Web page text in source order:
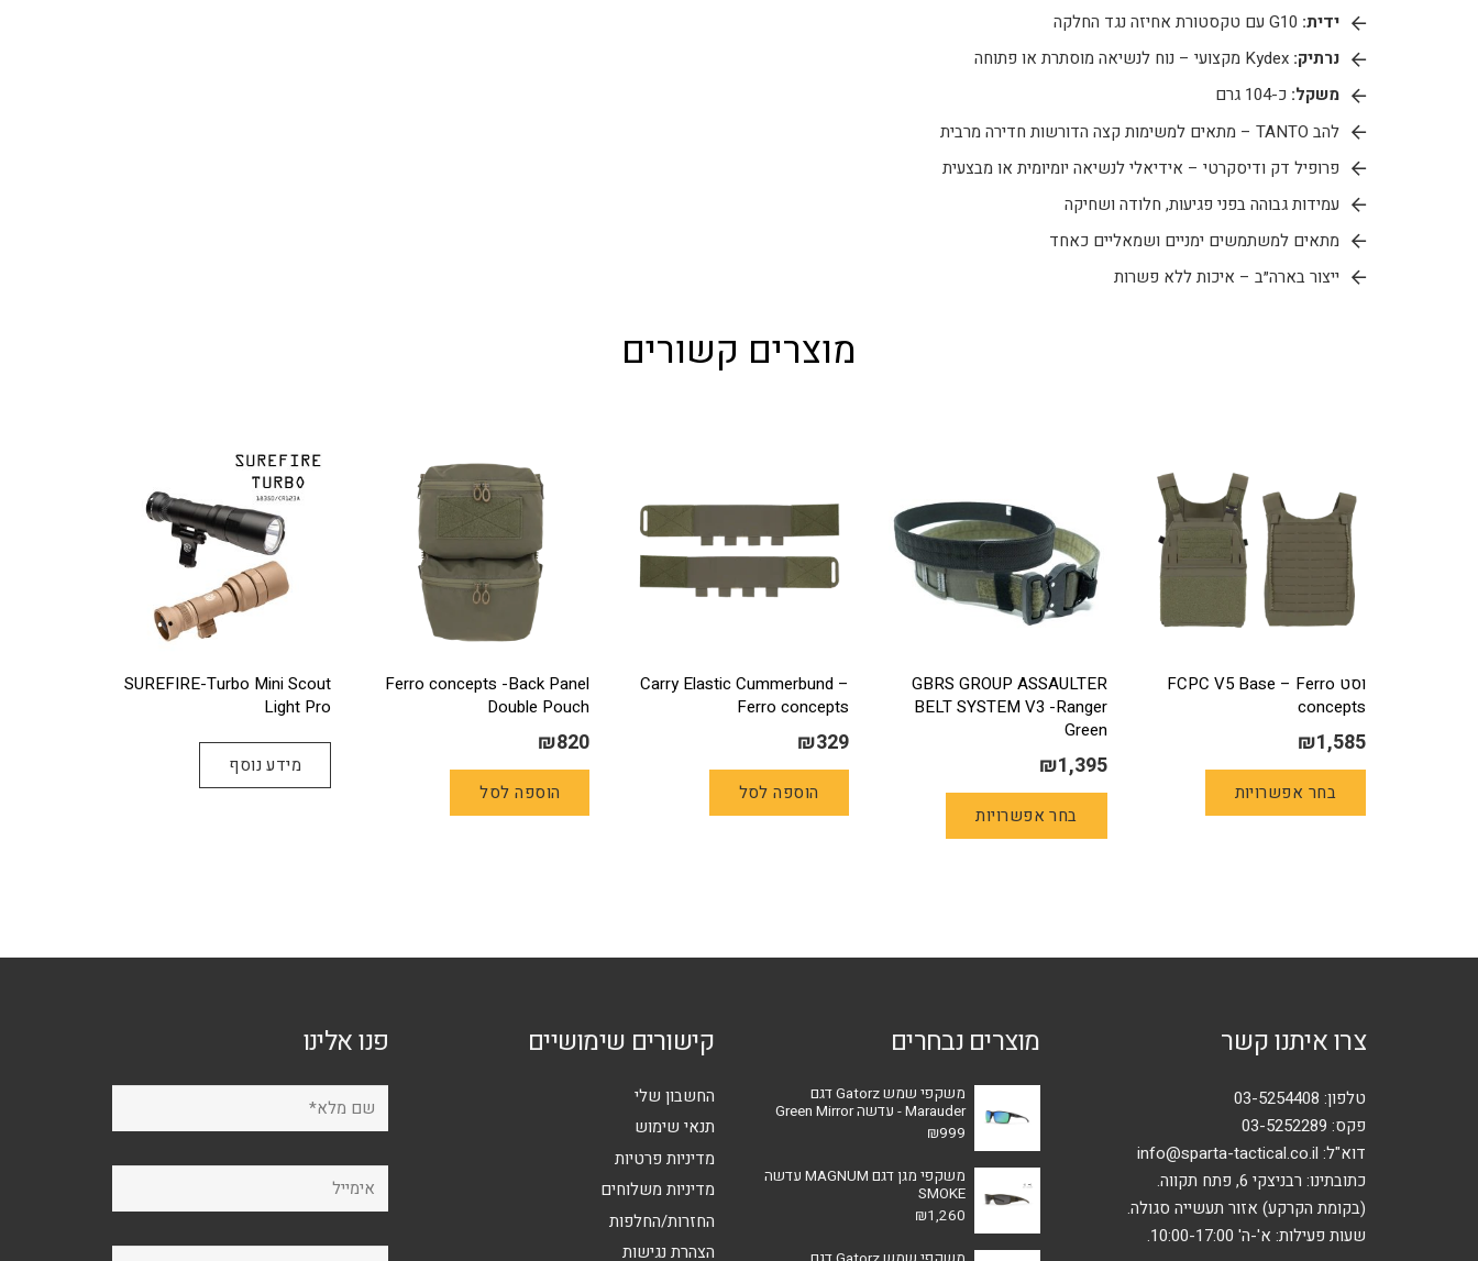
ידית:
נרתיק:
משקל: כ-104 גרם
להב TANTO – מתאים למשימות קצה הדורשות חדירה מרבית
פרופיל דק ודיסקרטי – אידיאלי לנשיאה יומיומית או מבצעית
עמידות גבוהה בפני פגיעות, חלודה ושחיקה
מתאים למשתמשים ימניים ושמאליים כאחד
ייצור בארה״ב – איכות ללא פשרות
מוצרים קשורים
וסט FCPC V5 Base – Ferro
concepts
₪1,585
בחר אפשרויות
את
GBRS GROUP ASSAULTER
BELT SYSTEM V3 -Ranger
Green
₪1,395
בחר אפשרויות
לבחור
בעמוד
Carry Elastic Cummerbund –
Ferro concepts
₪329
הוספה לסל
Ferro concepts -Back Panel
Double Pouch
₪820
הוספה לסל
SUREFIRE-Turbo Mini Scout
Light Pro
מידע נוסף
צרו איתנו קשר
טלפון: 03-5254408
פקס: 03-5252289
דוא"ל: info@sparta-tactical.co.il
כתובתינו: רבניצקי 6, פתח תקווה.
(בקומת הקרקע) אזור תעשייה סגולה.
שעות פעילות: א'-ה' 10:00-17:00.
מוצרים נבחרים
משקפי שמש Gatorz דגם
Marauder - עדשה Green Mirror
₪999
משקפי מגן דגם MAGNUM עדשה
SMOKE
₪1,260
קישורים שימושיים
החשבון שלי
תנאי שימוש
מדיניות פרטיות
מדיניות משלוחים
החזרות/החלפות
הצהרת נגישות
פנו אלינו